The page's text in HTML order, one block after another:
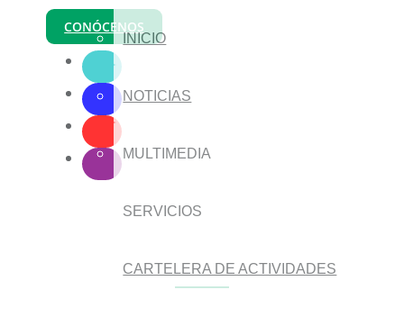
INICIO
NOTICIAS
MULTIMEDIA
SERVICIOS
CARTELERA DE ACTIVIDADES
CONÓCENOS